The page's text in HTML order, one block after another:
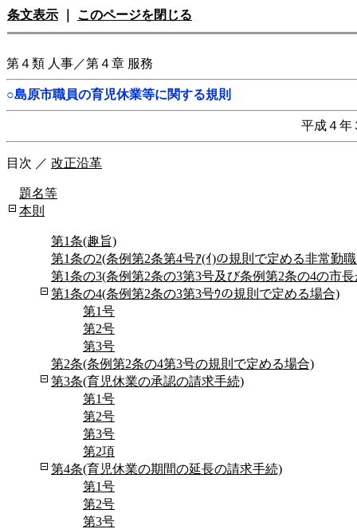
条文表示 このページを閉じる
第４類 人事／第４章 服務
○島原市職員の育児休業等に関する規則
平成４年
目次 ／ 改正沿革
題名等
本則
第1条(趣旨)
第1条の2(条例第2条第4号ｱ(ｲ)の規則で定める非常勤
第1条の3(条例第2条の3第3号及び条例第2条の4の市
第1条の4(条例第2条の3第3号ｳの規則で定める場合)
第1号
第2号
第3号
第2条(条例第2条の4第3号の規則で定める場合)
第3条(育児休業の承認の請求手続)
第1号
第2号
第3号
第2項
第4条(育児休業の期間の延長の請求手続)
第1号
第2号
第3号